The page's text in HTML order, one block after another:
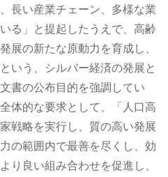
長い産業チェーン、多様な業
る」と提起したうえで、高齢
展の新たな原動力を育成し、
いう、シルバー経済の発展と
書の公布目的を強調してい
体的な要求として、「人口高
戦略を実行し、質の高い発展
の範囲内で最善を尽くし、効
り良い組み合わせを促進し、